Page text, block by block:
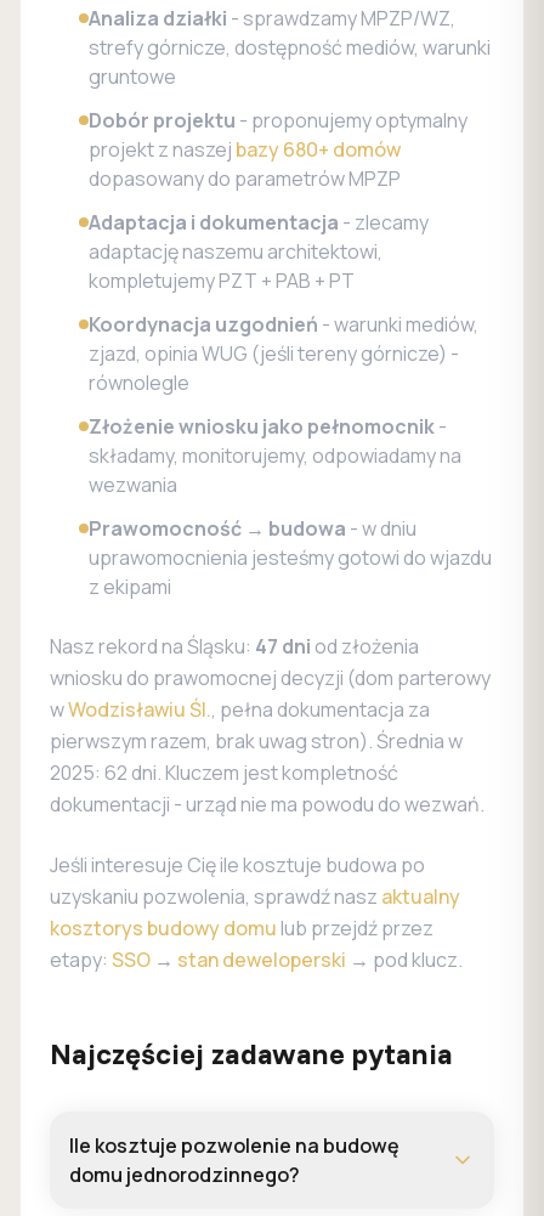
Analiza działki - sprawdzamy MPZP/WZ,
strefy górnicze, dostępność mediów, warunki
gruntowe
Dobór projektu - proponujemy optymalny
projekt z naszej bazy 680+ domów
dopasowany do parametrów MPZP
Adaptacja i dokumentacja - zlecamy
adaptację naszemu architektowi,
kompletujemy PZT + PAB + PT
Koordynacja uzgodnień - warunki mediów,
zjazd, opinia WUG (jeśli tereny górnicze) -
równolegle
Złożenie wniosku jako pełnomocnik-
składamy, monitorujemy, odpowiadamy na
wezwania
Prawomocność → budowa - w dniu
uprawomocnienia jesteśmy gotowi do wjazdu
z ekipami
Nasz rekord na Śląsku: 47 dni od złożenia
wniosku do prawomocnej decyzji (dom parterowy
wWodzisławiu Śl., pełna dokumentacja za
pierwszym razem, brak uwag stron). Średnia w
2025: 62 dni. Kluczem jest kompletność
dokumentacji - urząd nie ma powodu do wezwań.
Jeśli interesuje Cię ile kosztuje budowa po
uzyskaniu pozwolenia, sprawdź nasz aktualny
kosztorys budowy domu lub przejdź przez
etapy: SSO → stan deweloperski → pod klucz.
Najczęściej zadawane pytania
Ile kosztuje pozwolenie na budowę
domu jednorodzinnego?